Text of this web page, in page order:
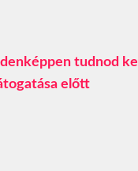
tudnod kell
előtt